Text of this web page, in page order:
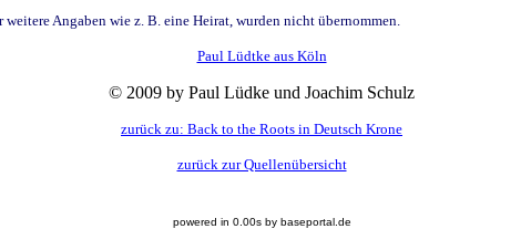
Angaben wie z. B. eine Heirat, wurden nicht übernommen.
Paul Lüdtke aus Köln
© 2009 by Paul Lüdke und Joachim Schulz
zurück zu: Back to the Roots in Deutsch Krone
zurück zur Quellenübersicht
powered in 0.00s by baseportal.de